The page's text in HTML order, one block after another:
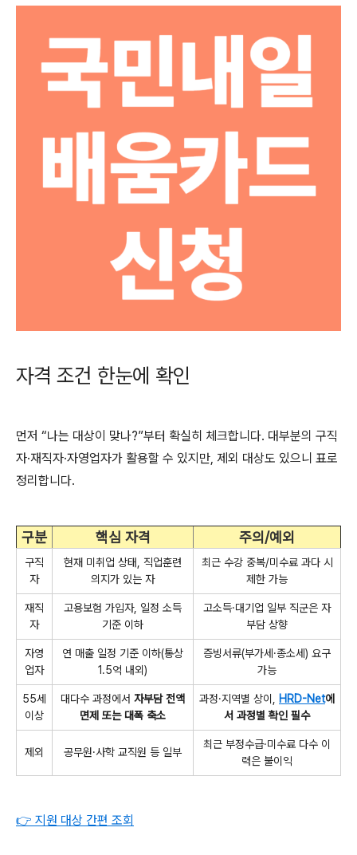
자격 조건 한눈에 확인
먼저 “나는 대상이 맞나?”부터 확실히 체크합니다. 대부분의 구직
자·재직자·자영업자가 활용할 수 있지만, 제외 대상도 있으니 표로
정리합니다.
구분 핵심 자격 주의/예외
구직
자
현재 미취업 상태, 직업훈련
의지가 있는 자
최근 수강 중복/미수료 과다 시
제한 가능
재직
자
고용보험 가입자, 일정 소득
기준 이하
고소득·대기업 일부 직군은 자
부담 상향
자영
업자
연 매출 일정 기준 이하(통상
1.5억 내외)
증빙서류(부가세·종소세) 요구
가능
55세
이상
대다수 과정에서 자부담 전액
면제 또는 대폭 축소
과정·지역별 상이, HRD-Net에
서 과정별 확인 필수
제외 공무원·사학 교직원 등 일부
최근 부정수급·미수료 다수 이
력은 불이익
👉 지원 대상 간편 조회